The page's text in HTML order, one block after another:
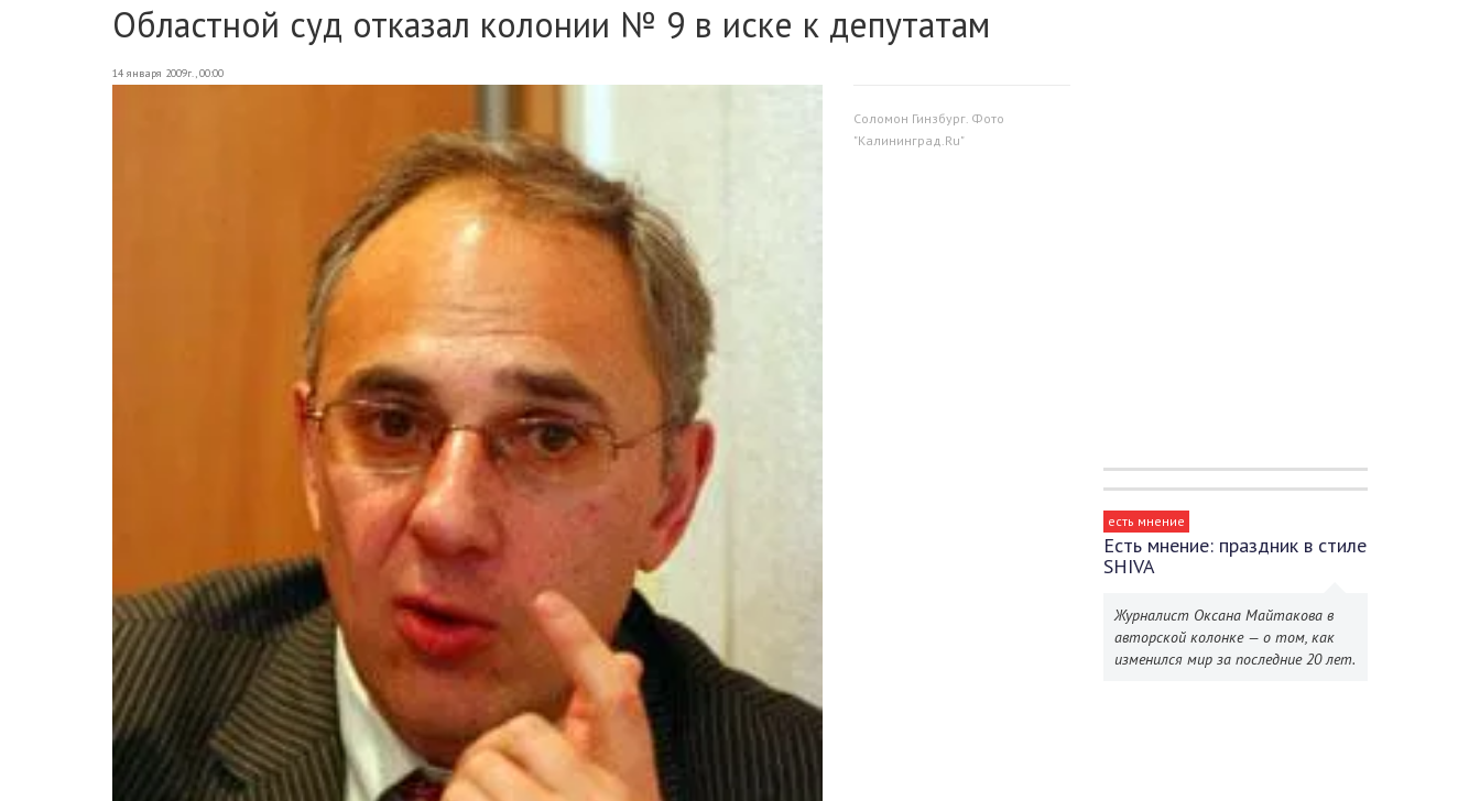
Областной суд отказал колонии № 9 в иске к депутатам
14 января 2009г., 00:00
Соломон Гинзбург. Фото
"Калининград.Ru"
есть мнение
Есть мнение: праздник в стиле
SHIVA
Журналист Оксана Майтакова в
авторской колонке — о том, как
изменился мир за последние 20 лет.